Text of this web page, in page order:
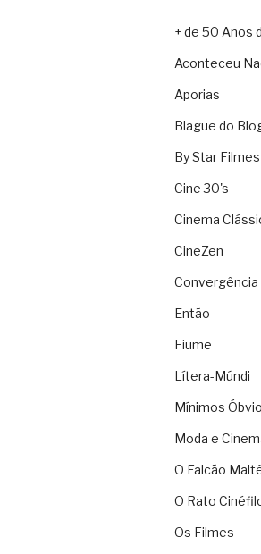
+ de 50 Anos
Aconteceu
Aporias
Blague do
By Star Filmes
Cine 30's
Cinema
CineZen
Convergência
Então
Fiume
Lítera-Múndi
Mínimos
Moda e
O Falcão
O Rato
Os Filmes